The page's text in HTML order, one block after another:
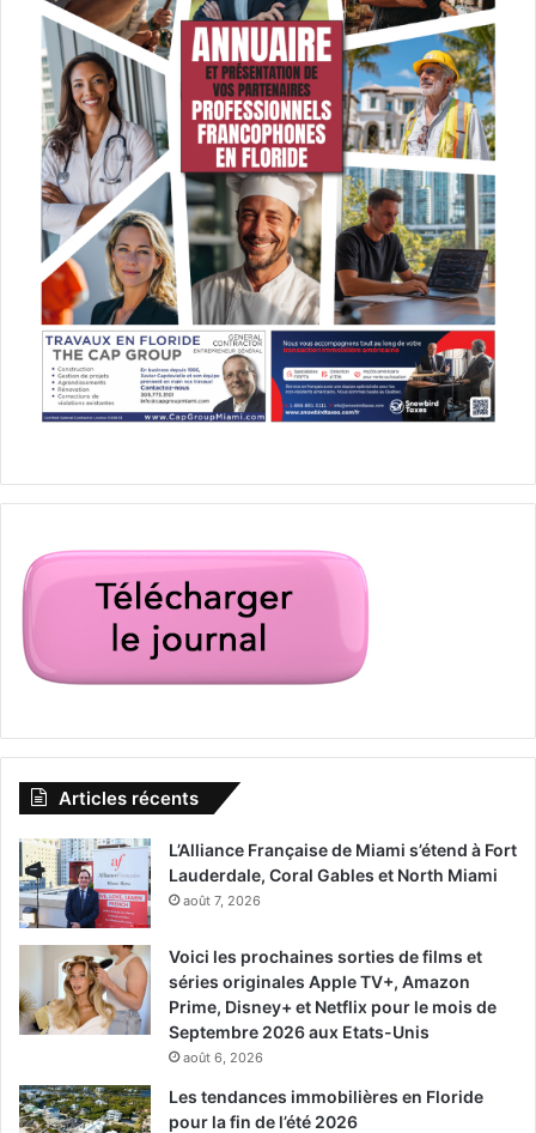
Articles récents
L’Alliance Française de Miami s’étend à Fort
Lauderdale, Coral Gables et North Miami
août 7, 2026
Voici les prochaines sorties de films et
séries originales Apple TV+, Amazon
Prime, Disney+ et Netflix pour le mois de
Septembre 2026 aux Etats-Unis
août 6, 2026
Les tendances immobilières en Floride
pour la fin de l’été 2026